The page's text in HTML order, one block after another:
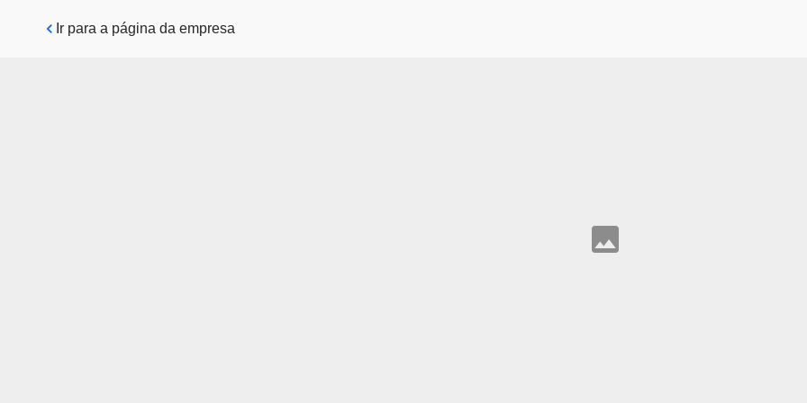
Pular para o conteúdo principal
Ir para a página da empresa